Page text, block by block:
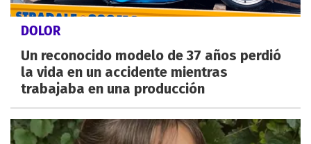
DOLOR
Un reconocido modelo de 37 años perdió
la vida en un accidente mientras
trabajaba en una producción